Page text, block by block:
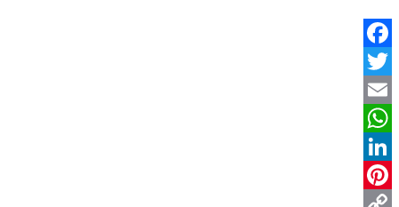
Facebook
Twitter
Email
WhatsApp
LinkedIn
Pinterest